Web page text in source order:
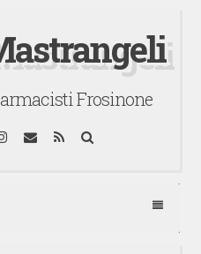
Frosinone
Instagram
EmailRSS